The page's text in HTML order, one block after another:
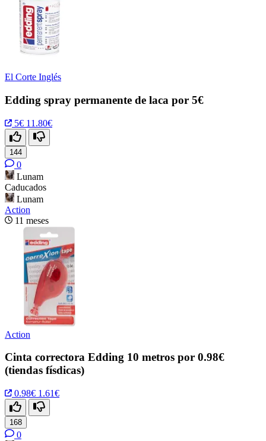
El Corte Inglés
Edding spray permanente de laca por 5€
5€ 11.80€
144
0
Lunam
Caducados
Lunam
Action
11 meses
Action
Cinta correctora Edding 10 metros por 0.98€
(tiendas físdicas)
0.98€ 1.61€
168
0